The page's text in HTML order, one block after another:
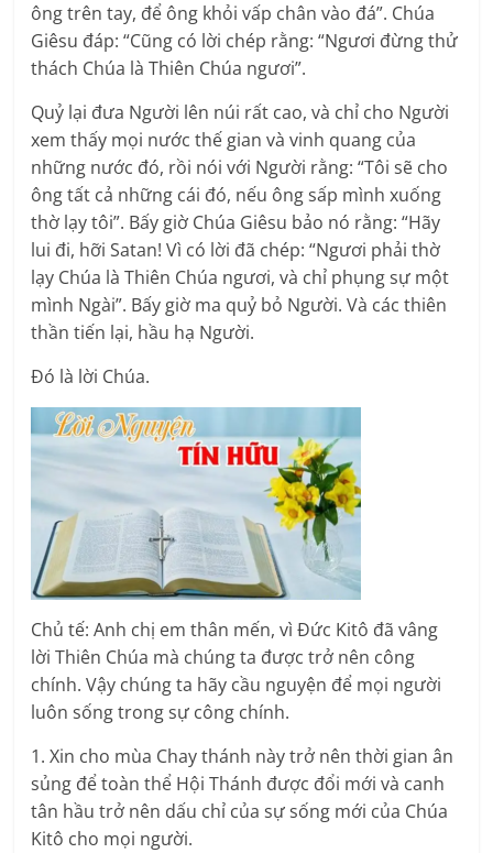
ông trên tay, để ông khỏi vấp chân vào đá”. Chúa
Giêsu đáp: “Cũng có lời chép rằng: “Ngươi đừng thử
thách Chúa là Thiên Chúa ngươi”.
Quỷ lại đưa Người lên núi rất cao, và chỉ cho Người
xem thấy mọi nước thế gian và vinh quang của
những nước đó, rồi nói với Người rằng: “Tôi sẽ cho
ông tất cả những cái đó, nếu ông sấp mình xuống
thờ lạy tôi”. Bấy giờ Chúa Giêsu bảo nó rằng: “Hãy
lui đi, hỡi Satan! Vì có lời đã chép: “Ngươi phải thờ
lạy Chúa là Thiên Chúa ngươi, và chỉ phụng sự một
mình Ngài”. Bấy giờ ma quỷ bỏ Người. Và các thiên
thần tiến lại, hầu hạ Người.
Ðó là lời Chúa.
Chủ tế: Anh chị em thân mến, vì Đức Kitô đã vâng
lời Thiên Chúa mà chúng ta được trở nên công
chính. Vậy chúng ta hãy cầu nguyện để mọi người
luôn sống trong sự công chính.
1. Xin cho mùa Chay thánh này trở nên thời gian ân
sủng để toàn thể Hội Thánh được đổi mới và canh
tân hầu trở nên dấu chỉ của sự sống mới của Chúa
Kitô cho mọi người.